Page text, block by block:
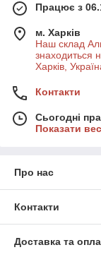
Працює з
м. Харків
Наш склад
знаходиться
Харків,
Контакти
Сьогодні
Показати
Про нас
Контакти
Доставка та